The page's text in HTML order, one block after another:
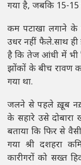
गया है, जबकि 15-
कम पटाखा लगाने के
उधर नहीं फैले.साथ
है कि तेज आंधी में भी
झोंकों के बीच रावण
गया था.
जलने से पहले ख़ूब
के सहारे उसे दोबारा
बताया कि फिर से
गया श्री दशहरा
कारीगरों को सख्त